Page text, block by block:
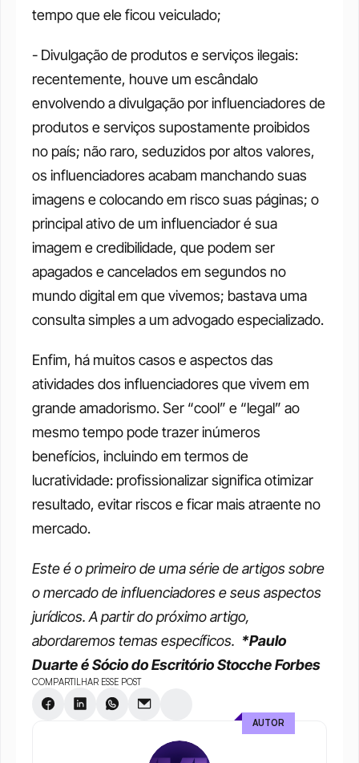
tempo que ele ficou veiculado;
- Divulgação de produtos e serviços ilegais:
recentemente, houve um escândalo
envolvendo a divulgação por influenciadores de
produtos e serviços supostamente proibidos
no país; não raro, seduzidos por altos valores,
os influenciadores acabam manchando suas
imagens e colocando em risco suas páginas; o
principal ativo de um influenciador é sua
imagem e credibilidade, que podem ser
apagados e cancelados em segundos no
mundo digital em que vivemos; bastava uma
consulta simples a um advogado especializado.
Enfim, há muitos casos e aspectos das
atividades dos influenciadores que vivem em
grande amadorismo. Ser “cool” e “legal” ao
mesmo tempo pode trazer inúmeros
benefícios, incluindo em termos de
lucratividade: profissionalizar significa otimizar
resultado, evitar riscos e ficar mais atraente no
mercado.
Este é o primeiro de uma série de artigos sobre
o mercado de influenciadores e seus aspectos
jurídicos. A partir do próximo artigo,
abordaremos temas específicos. *Paulo
Duarte é Sócio do Escritório Stocche Forbes
COMPARTILHAR ESSE POST
AUTOR